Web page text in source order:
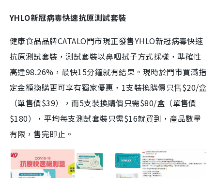
YHLO新冠病毒快速抗原測試套裝
健康食品品牌CATALO門市現正發售YHLO新冠病毒快速
抗原測試套裝，測試套裝以鼻咽拭子方式採樣，準確性
高達98.26%，最快15分鐘就有結果。現時於門市買滿指
定金額換購更可享有獨家優惠，1支裝換購價只售$20/盒
（單售價$39），而5支裝換購價只需$80/盒（單售價
$180），平均每支測試套裝只需$16就買到，產品數量
有限，售完即止。